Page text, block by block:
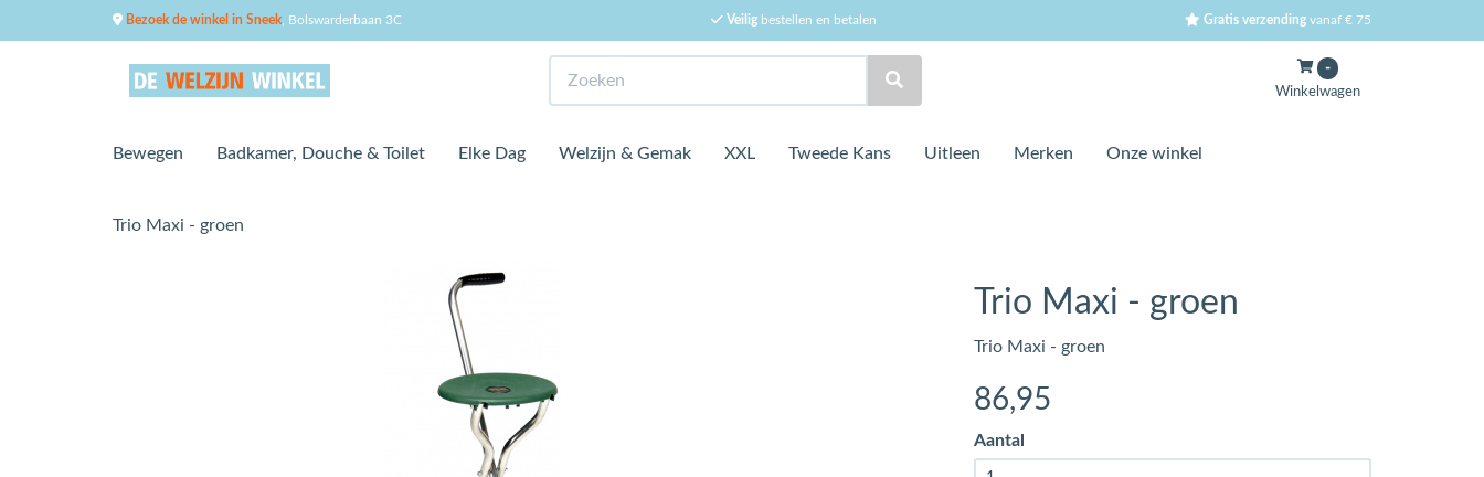
Bezoek de winkel in Sneek , Bolswarderbaan 3C Veiligbestellen en betalen Gratis verzending vanaf € 75
-
Winkelwagen
Bewegen Badkamer, Douche & Toilet Elke Dag Welzijn & Gemak XXL Tweede Kans Uitleen Merken Onze winkel
Trio Maxi - groen
Trio Maxi - groen
Trio Maxi - groen
86,95
Aantal